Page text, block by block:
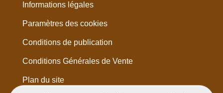
Informations légales
Paramètres des cookies
Conditions de publication
Conditions Générales de Vente
Plan du site